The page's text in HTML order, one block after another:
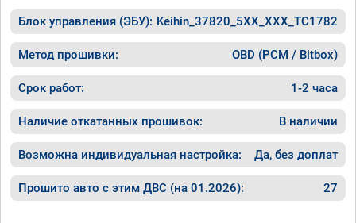
Блок управления (ЭБУ): Keihin_37820_5XX_XXX_TC1782
Метод прошивки: OBD (PCM / Bitbox)
Срок работ: 1-2 часа
Наличие откатанных прошивок: В наличии
Возможна индивидуальная настройка: Да, без доплат
Прошито авто с этим ДВС (на 01.2026): 27